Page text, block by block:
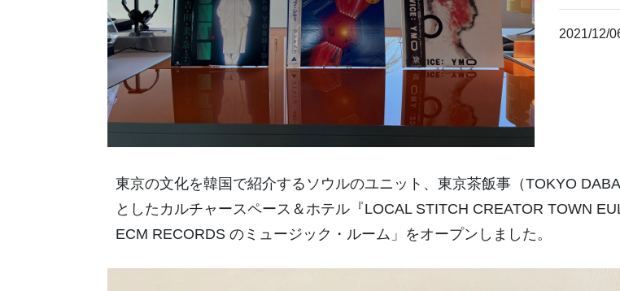
2021/12/
東京の文化を韓国で紹介するソウルのユニット、東京茶飯事（TOKYO
としたカルチャースペース＆ホテル『LOCAL STITCH CREATOR TOWN
ECM RECORDS のミュージック・ルーム」をオープンしました。